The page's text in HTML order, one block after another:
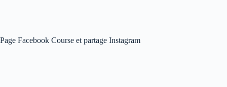
Page Facebook Course et partage Instagram